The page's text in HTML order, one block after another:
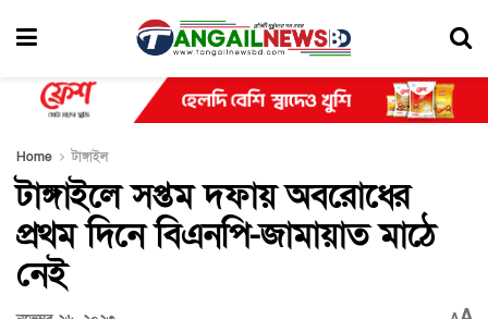
Home টাঙ্গাইল
টাঙ্গাইলে সপ্তম দফায় অবরোধের
প্রথম দিনে বিএনপি-জামায়াত মাঠে
নেই